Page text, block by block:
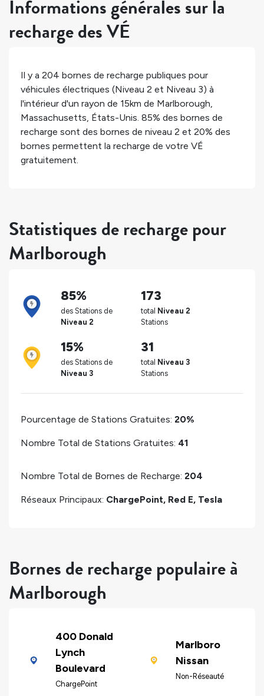
Informations générales sur la
recharge des VÉ
Il y a 204 bornes de recharge publiques pour
véhicules électriques (Niveau 2 et Niveau 3) à
l'intérieur d'un rayon de 15km de Marlborough,
Massachusetts, États-Unis. 85% des bornes de
recharge sont des bornes de niveau 2 et 20% des
bornes permettent la recharge de votre VÉ
gratuitement.
Statistiques de recharge pour
Marlborough
85%
des Stations de
Niveau 2
173
total Niveau 2
Stations
15%
des Stations de
Niveau 3
31
total Niveau 3
Stations
Pourcentage de Stations Gratuites: 20%
Nombre Total de Stations Gratuites: 41
Nombre Total de Bornes de Recharge: 204
Réseaux Principaux: ChargePoint, Red E, Tesla
Bornes de recharge populaire à
Marlborough
400 Donald
Lynch
Boulevard
ChargePoint
Marlboro
Nissan
Non-Réseauté